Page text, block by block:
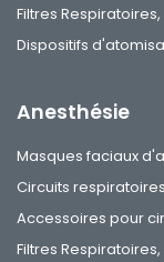
Filtres Respiratoires,
Dispositifs
Anesthésie
Masques faciaux
Circuits
Accessoires pour
Filtres Respiratoires,